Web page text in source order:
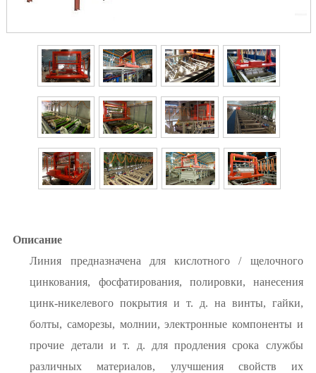
Описание
Линия предназначена для кислотного / щелочного
цинкования, фосфатирования, полировки, нанесения
цинк-никелевого покрытия и т. д. на винты, гайки,
болты, саморезы, молнии, электронные компоненты и
прочие детали и т. д. для продления срока службы
различных материалов, улучшения свойств их